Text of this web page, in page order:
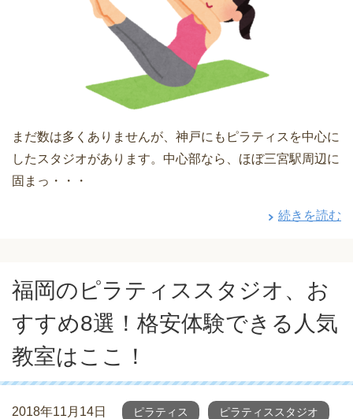
まだ数は多くありませんが、神戸にもピラティスを中心に
したスタジオがあります。中心部なら、ほぼ三宮駅周辺に
固まっ・・・
続きを読む
福岡のピラティススタジオ、お
すすめ8選！格安体験できる人気
教室はここ！
2018年11月14日 ピラティス ピラティススタジオ